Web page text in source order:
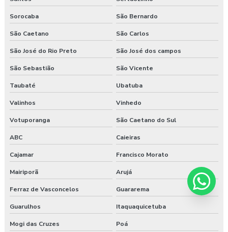
Sorocaba São Bernardo
São Caetano São Carlos
São José do Rio Preto São José dos campos
São Sebastião São Vicente
Taubaté Ubatuba
Valinhos Vinhedo
Votuporanga São Caetano do Sul
ABC Caieiras
Cajamar Francisco Morato
Mairiporã Arujá
Ferraz de Vasconcelos Guararema
Guarulhos Itaquaquicetuba
Mogi das Cruzes Poá